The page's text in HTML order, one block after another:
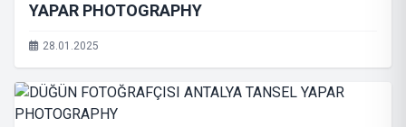
YAPAR PHOTOGRAPHY
28.01.2025